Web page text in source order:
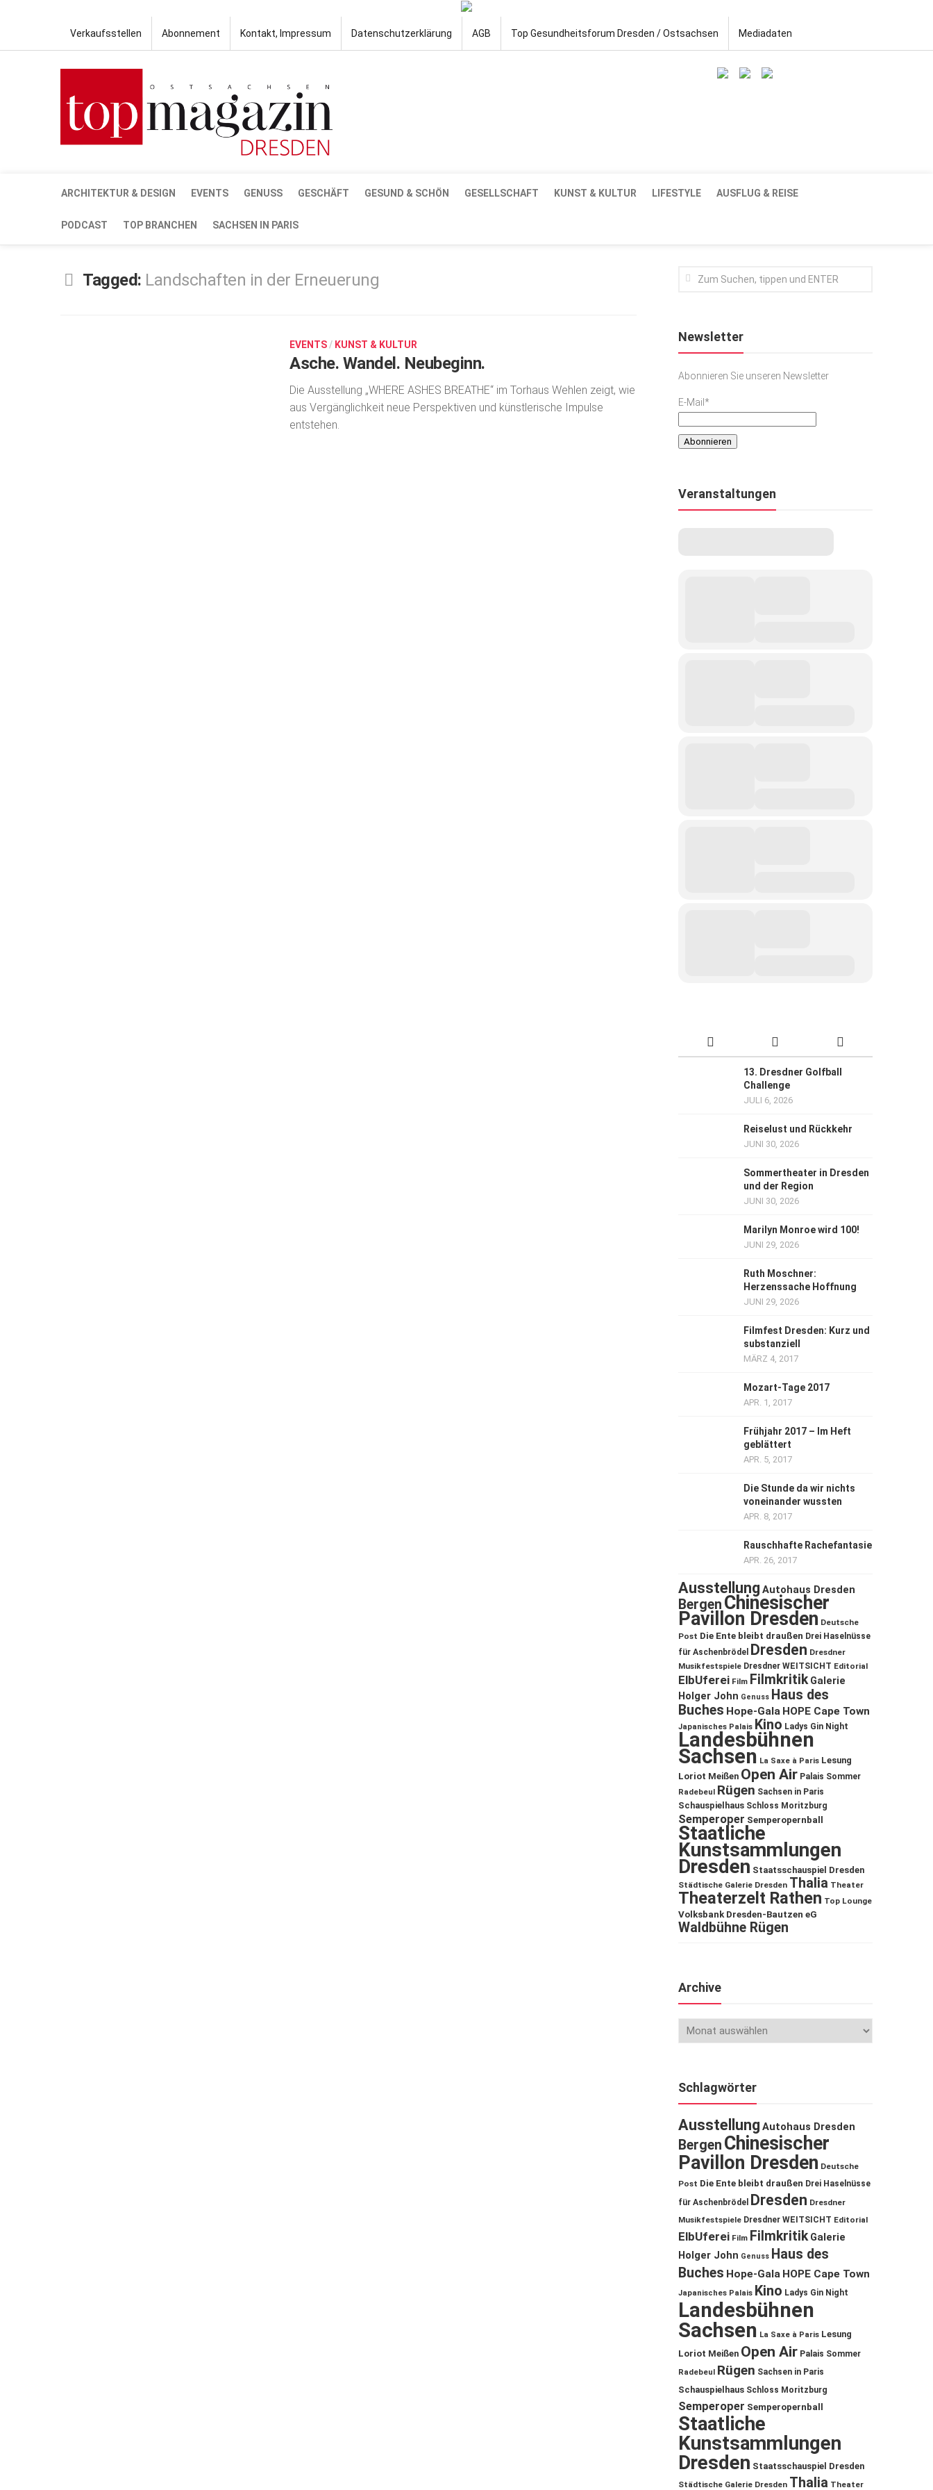
Verkaufsstellen Abonnement Kontakt, Impressum Datenschutzerklärung AGB Top Gesundheitsforum Dresden / Ostsachsen Mediadaten
ARCHITEKTUR & DESIGN EVENTS GENUSS GESCHÄFT GESUND & SCHÖN GESELLSCHAFT KUNST & KULTUR LIFESTYLE AUSFLUG & REISE
PODCAST TOP BRANCHEN SACHSEN IN PARIS
Tagged: Landschaften in der Erneuerung
EVENTS / KUNST & KULTUR
Asche. Wandel. Neubeginn.
Die Ausstellung „WHERE ASHES BREATHE“ im Torhaus Wehlen zeigt, wie
aus Vergänglichkeit neue Perspektiven und künstlerische Impulse
entstehen.
Newsletter
Abonnieren Sie unseren Newsletter
E-Mail*
Veranstaltungen
13. Dresdner Golfball
Challenge
JULI 6, 2026
Reiselust und Rückkehr
JUNI 30, 2026
Sommertheater in Dresden
und der Region
JUNI 30, 2026
Marilyn Monroe wird 100!
JUNI 29, 2026
Ruth Moschner:
Herzenssache Hoffnung
JUNI 29, 2026
Filmfest Dresden: Kurz und
substanziell
MÄRZ 4, 2017
Mozart-Tage 2017
APR. 1, 2017
Frühjahr 2017 – Im Heft
geblättert
APR. 5, 2017
Die Stunde da wir nichts
voneinander wussten
APR. 8, 2017
Rauschhafte Rachefantasie
APR. 26, 2017
Ausstellung Autohaus Dresden
Bergen Chinesischer
Pavillon Dresden Deutsche
Post Die Ente bleibt draußen Drei Haselnüsse
für Aschenbrödel
Dresden Dresdner
Musikfestspiele Dresdner WEITSICHT Editorial
ElbUferei Film Filmkritik Galerie
Holger John Genuss Haus des
Buches Hope-Gala HOPE Cape Town
Japanisches Palais Kino Ladys Gin Night
Landesbühnen
Sachsen La Saxe à Paris Lesung
Loriot Meißen Open Air Palais Sommer
Radebeul Rügen Sachsen in Paris
Schauspielhaus Schloss Moritzburg
Semperoper Semperopernball
Staatliche
Kunstsammlungen
Dresden Staatsschauspiel Dresden
Städtische Galerie Dresden Thalia Theater
Theaterzelt Rathen Top Lounge
Volksbank Dresden-Bautzen eG
Waldbühne Rügen
Archive
Schlagwörter
Ausstellung Autohaus Dresden
Bergen Chinesischer
Pavillon Dresden Deutsche
Post Die Ente bleibt draußen Drei Haselnüsse
für Aschenbrödel
Dresden Dresdner
Musikfestspiele Dresdner WEITSICHT Editorial
ElbUferei Film Filmkritik Galerie
Holger John Genuss Haus des
Buches Hope-Gala HOPE Cape Town
Japanisches Palais Kino Ladys Gin Night
Landesbühnen
Sachsen La Saxe à Paris Lesung
Loriot Meißen Open Air Palais Sommer
Radebeul Rügen Sachsen in Paris
Schauspielhaus Schloss Moritzburg
Semperoper Semperopernball
Staatliche
Kunstsammlungen
Dresden Staatsschauspiel Dresden
Städtische Galerie Dresden Thalia Theater